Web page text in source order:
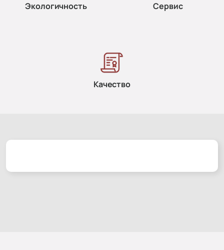
Экологичность Сервис
Качество